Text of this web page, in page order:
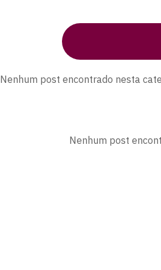
Nenhum post encontrado nesta
Nenhum post